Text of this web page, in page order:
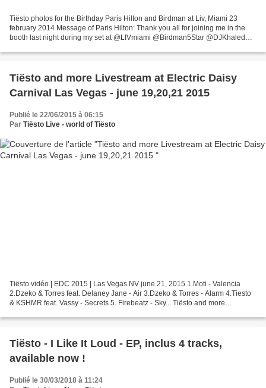
Tiësto photos for the Birthday Paris Hilton and Birdman at Liv, Miami 23
february 2014 Message of Paris Hilton: Thank you all for joining me in the
booth last night during my set at @LIVmiami @Birdman5Star @DJKhaled
Tiësto and more Livestream at Electric Daisy
Carnival Las Vegas - june 19,20,21 2015
Publié le 22/06/2015 à 06:15
Par Tiësto Live - world of Tiësto
Tiësto vidéo | EDC 2015 | Las Vegas NV june 21, 2015 1.Moti - Valencia
2.Dzeko & Torres feat. Delaney Jane - Air 3.Dzeko & Torres - Alarm 4.Tiesto
& KSHMR feat. Vassy - Secrets 5. Firebeatz - Sky... Tiësto and more
Tiësto - I Like It Loud - EP, inclus 4 tracks,
available now !
Publié le 30/03/2018 à 11:24